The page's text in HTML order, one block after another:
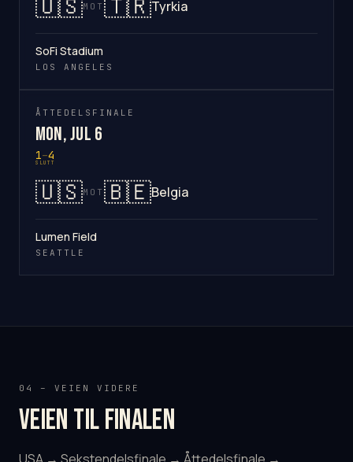
MOT Tyrkia
SoFi Stadium
LOS ANGELES
ÅTTEDELSFINALE
Mon, Jul 6
1–4
SLUTT
🇺🇸MOT 🇧🇪Belgia
Lumen Field
SEATTLE
04 – VEIEN VIDERE
Veien til finalen